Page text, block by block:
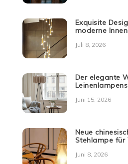
Exquisite
moderne
Juli 8, 2026
Der elegante
Juni 15, 2026
Neue
Stehlampe für
Juni 8, 2026